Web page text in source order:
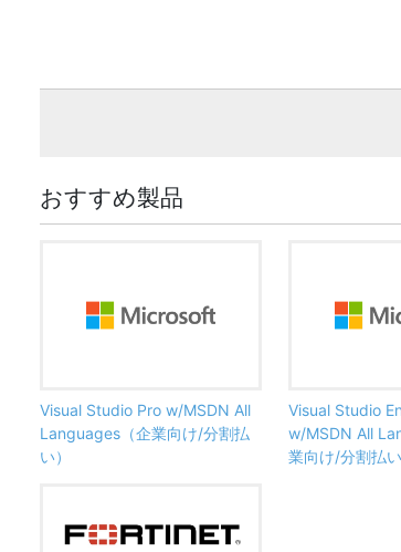
おすすめ製品
Visual Studio Pro w/MSDN All
Languages（企業向け/分割払
い）
Visual Studio
w/MSDN All
業向け/分割払い